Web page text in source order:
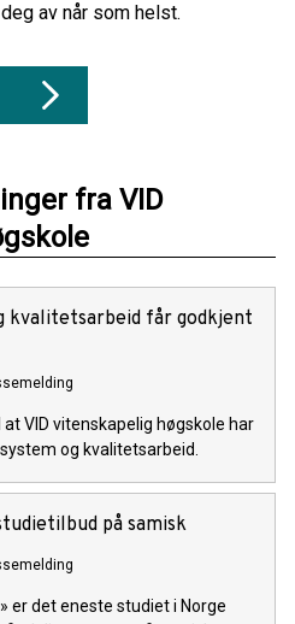
av når som helst.
fra VID
kvalitetsarbeid får godkjent
VID vitenskapelig høgskole har
og kvalitetsarbeid.
på samisk
er det eneste studiet i Norge